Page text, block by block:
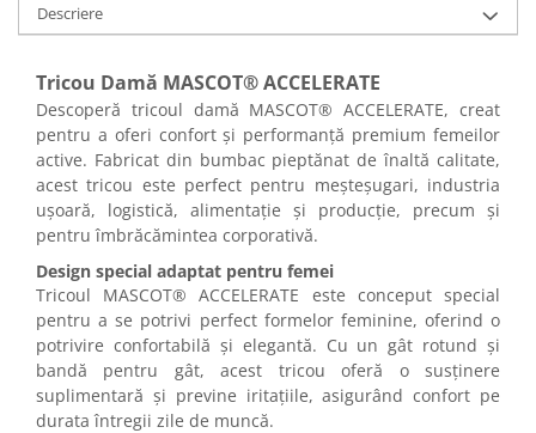
Saci de gunoi
Tipografie si stampile
Formulare tipizate
Caiete si blocnotesuri
personalizate
Stampile, tusiere si tus
Imbracaminte
Tricouri
Bluze & Pulovere
Camasi
Pantaloni
Descriere
Tricou Damă MASCOT® ACCELERATE
Descoperă tricoul damă MASCOT® ACCELERATE, creat
pentru a oferi confort și performanță premium femeilor
active. Fabricat din bumbac pieptănat de înaltă calitate,
acest tricou este perfect pentru meșteșugari, industria
ușoară, logistică, alimentație și producție, precum și
pentru îmbrăcămintea corporativă.
Design special adaptat pentru femei
Tricoul MASCOT® ACCELERATE este conceput special
pentru a se potrivi perfect formelor feminine, oferind o
potrivire confortabilă și elegantă. Cu un gât rotund și
bandă pentru gât, acest tricou oferă o susținere
suplimentară și previne iritațiile, asigurând confort pe
durata întregii zile de muncă.